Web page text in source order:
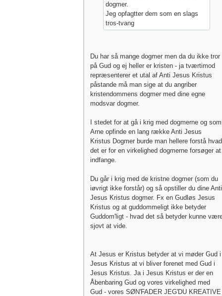
dogmer.
Jeg opfagtter dem som en slags
tros-tvang
Du har så mange dogmer men da du ikke tror
på Gud og ej heller er kristen - ja tværtimod
repræsenterer et utal af Anti Jesus Kristus
påstande må man sige at du angriber
kristendommens dogmer med dine egne
modsvar dogmer.
I stedet for at gå i krig med dogmerne og som
Arne opfinde en lang række Anti Jesus
Kristus Dogmer burde man hellere forstå hvad
det er for en virkelighed dogmerne forsøger at
indfange.
Du går i krig med de kristne dogmer (som du
iøvrigt ikke forstår) og så opstiller du dine Anti
Jesus Kristus dogmer. Fx en Gudløs Jesus
Kristus og at guddommeligt ikke betyder
Guddom'ligt - hvad det så betyder kunne
sjovt at vide.
At Jesus er Kristus betyder at vi møder Gud i
Jesus Kristus at vi bliver forenet med Gud i
Jesus Kristus. Ja i Jesus Kristus er der en
Åbenbaring Gud og vores virkelighed med
Gud - vores SØN'FADER JEG'DU KREATIVE